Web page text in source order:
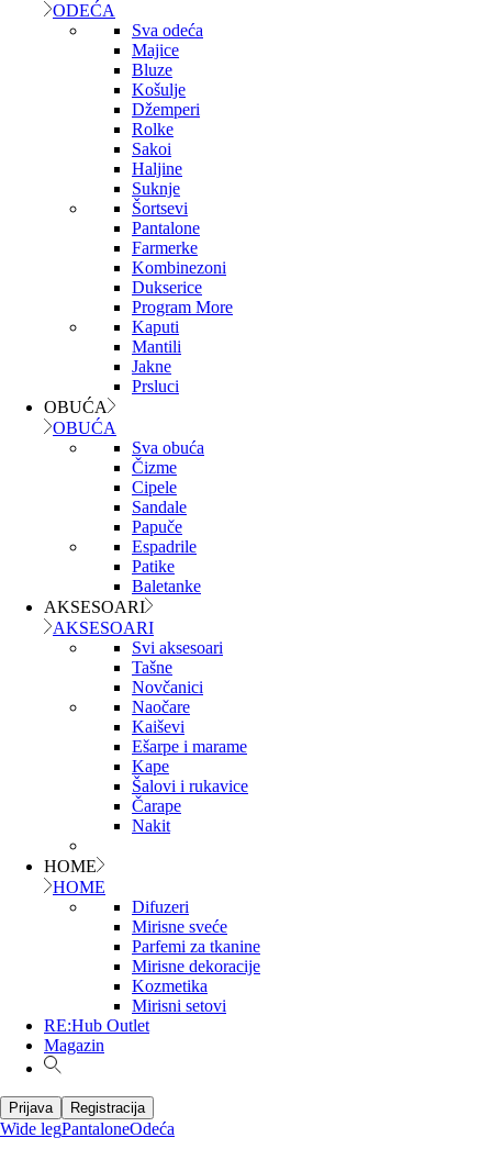
ODEĆA
Sva odeća
Majice
Bluze
Košulje
Džemperi
Rolke
Sakoi
Haljine
Suknje
Šortsevi
Pantalone
Farmerke
Kombinezoni
Dukserice
Program More
Kaputi
Mantili
Jakne
Prsluci
OBUĆA
OBUĆA
Sva obuća
Čizme
Cipele
Sandale
Papuče
Espadrile
Patike
Baletanke
AKSESOARI
AKSESOARI
Svi aksesoari
Tašne
Novčanici
Naočare
Kaiševi
Ešarpe i marame
Kape
Šalovi i rukavice
Čarape
Nakit
HOME
HOME
Difuzeri
Mirisne sveće
Parfemi za tkanine
Mirisne dekoracije
Kozmetika
Mirisni setovi
RE:Hub Outlet
Magazin
Prijava Registracija
Wide legPantaloneOdeća